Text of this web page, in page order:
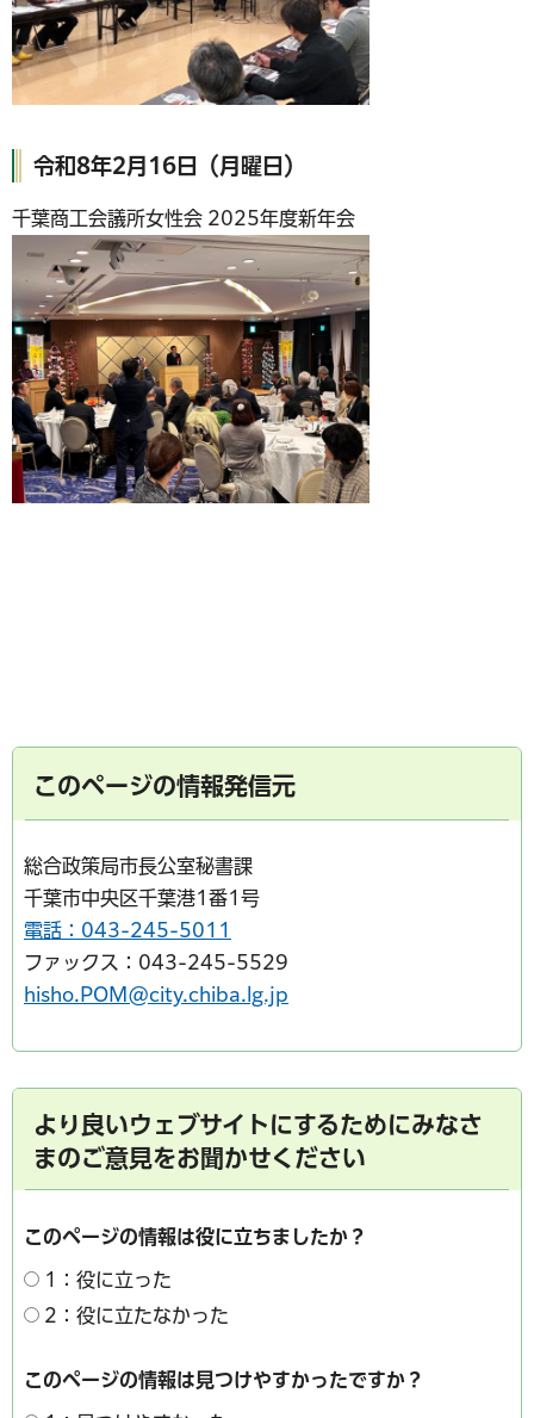
令和8年2月16日（月曜日）
千葉商工会議所女性会 2025年度新年会
このページの情報発信元
総合政策局市長公室秘書課
千葉市中央区千葉港1番1号
電話：043-245-5011
ファックス：043-245-5529
hisho.POM@city.chiba.lg.jp
より良いウェブサイトにするためにみなさ
まのご意見をお聞かせください
このページの情報は役に立ちましたか？
1：役に立った
2：役に立たなかった
このページの情報は見つけやすかったですか？